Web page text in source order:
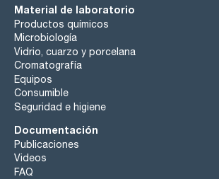
Material de laboratorio
Productos químicos
Microbiología
Vidrio, cuarzo y porcelana
Cromatografía
Equipos
Consumible
Seguridad e higiene
Documentación
Publicaciones
Videos
FAQ